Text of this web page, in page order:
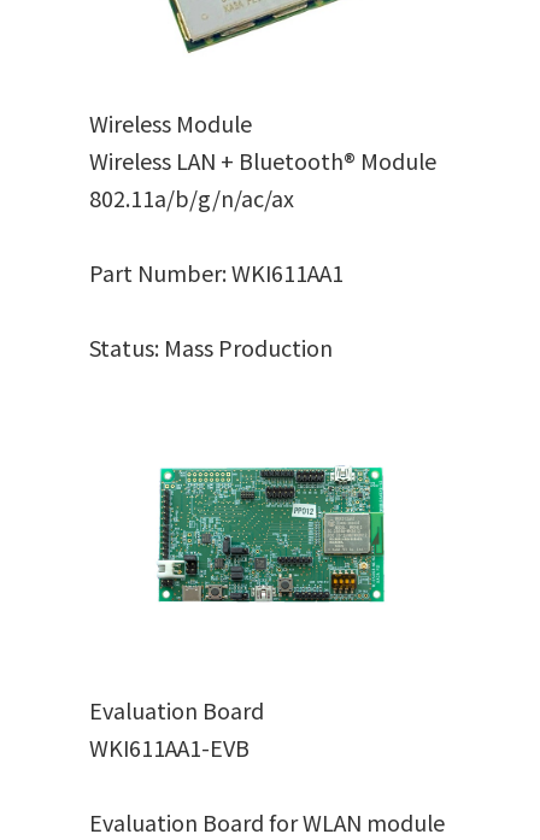
Wireless Module
Wireless LAN + Bluetooth® Module
802.11a/b/g/n/ac/ax
Part Number: WKI611AA1
Status: Mass Production
Evaluation Board
WKI611AA1-EVB
Evaluation Board for WLAN module